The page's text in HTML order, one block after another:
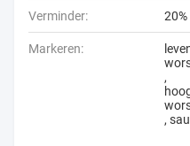
Verminder: 20%
Markeren:
,
,